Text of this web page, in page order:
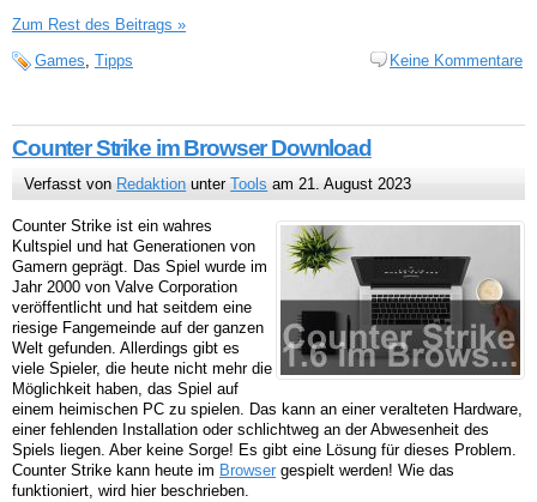
Zum Rest des Beitrags »
Games, Tipps Keine Kommentare
Counter Strike im Browser Download
Verfasst von Redaktion unterTools am 21. August 2023
Counter Strike ist ein wahres
Kultspiel und hat Generationen von
Gamern geprägt. Das Spiel wurde im
Jahr 2000 von Valve Corporation
veröffentlicht und hat seitdem eine
riesige Fangemeinde auf der ganzen
Welt gefunden. Allerdings gibt es
viele Spieler, die heute nicht mehr die
Möglichkeit haben, das Spiel auf
einem heimischen PC zu spielen. Das kann an einer veralteten Hardware,
einer fehlenden Installation oder schlichtweg an der Abwesenheit des
Spiels liegen. Aber keine Sorge! Es gibt eine Lösung für dieses Problem.
Counter Strike kann heute im Browser gespielt werden! Wie das
funktioniert, wird hier beschrieben.